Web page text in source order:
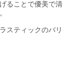
ることで優美で清
スティックのバリ